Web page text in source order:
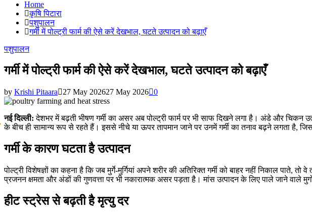
Home
कृषि पिटारा
पशुपालन
गर्मी में पोल्ट्री फार्म की ऐसे करें देखभाल, घटते उत्पादन को बढ़ाएँ
पशुपालन
गर्मी में पोल्ट्री फार्म की ऐसे करें देखभाल, घटते उत्पादन को बढ़ाएँ
by Krishi Pitaara 27 May 202627 May 2026 0
नई दिल्ली: देशभर में बढ़ती भीषण गर्मी का असर अब पोल्ट्री फार्म पर भी साफ दिखने लगा है। अंडे और चिकन
के बीच ही सामान्य रूप से रहते हैं। इससे नीचे या ऊपर तापमान जाने पर उनमें गर्मी का तनाव बढ़ने लगता है,
गर्मी के कारण घटता है उत्पादन
पोल्ट्री विशेषज्ञों का कहना है कि जब मुर्गे-मुर्गियां अपने शरीर की अतिरिक्त गर्मी को बाहर नहीं निकाल
प्रजनन क्षमता और अंडों की गुणवत्ता पर भी नकारात्मक असर पड़ता है। मांस उत्पादन के लिए पाले जाने वाले
हीट स्ट्रेस से बढ़ती है मृत्यु दर